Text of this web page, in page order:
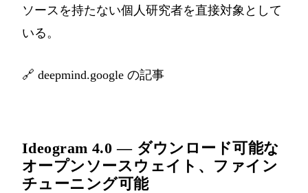
ソースを持たない個人研究者を直接対象として
いる。
🔗 deepmind.google の記事
Ideogram 4.0 — ダウンロード可能な
オープンソースウェイト、ファイン
チューニング可能